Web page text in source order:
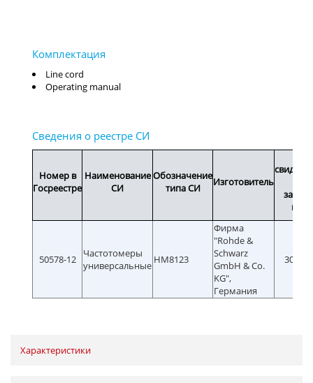
Line cord
Operating manual
Номер в
Госреестре
Наименование
СИ
Обозначение
типа СИ
Изготовитель
50578-12
Частотомеры
универсальные HM8123
Фирма
"Rohde &
Schwarz
GmbH & Co.
KG",
Германия
Характеристики